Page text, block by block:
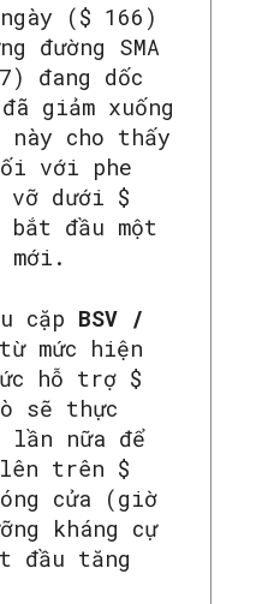
($ 166)
đường SMA
đang dốc
giảm xuống
cho thấy
với phe
vỡ dưới $
đầu một
mới.
cặp BSV /
mức hiện
hỗ trợ $
sẽ thực
lần nữa để
trên $
cửa (giờ
kháng cự
đầu tăng